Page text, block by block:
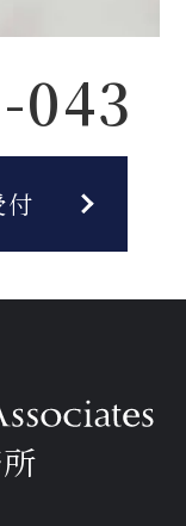
043
付